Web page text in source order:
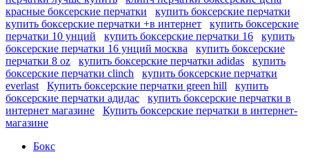
красные боксерские перчатки
купить боксерские перчатки
купить боксерские перчатки +в интернет
купить боксерские
перчатки 10 унций
купить боксерские перчатки 16
купить
боксерские перчатки 16 унций москва
купить боксерские
перчатки 8 oz
купить боксерские перчатки adidas
купить
боксерские перчатки clinch
купить боксерские перчатки
everlast
Купить боксерские перчатки green hill
купить
боксерские перчатки адидас
купить боксерские перчатки в
интернет магазине
Купить боксерские перчатки в интернет-
магазине
Бокс